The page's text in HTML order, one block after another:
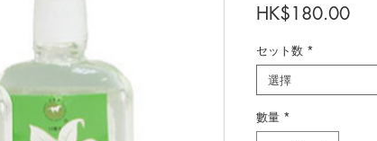
HK$180.00價
セット数 *
選擇
數量 *